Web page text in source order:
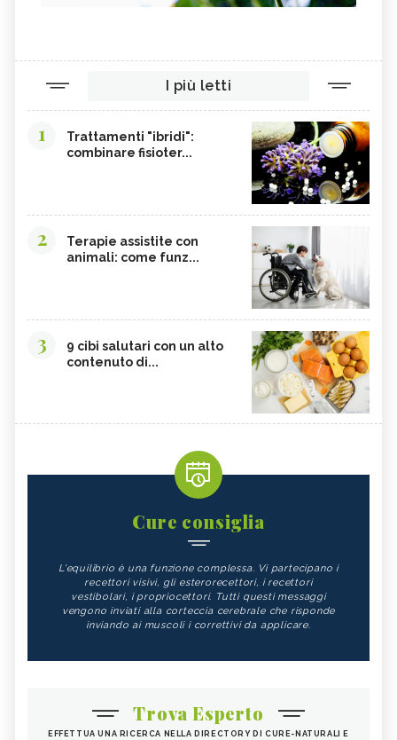
I più letti
1
Trattamenti "ibridi":
combinare fisioter...
2
Terapie assistite con
animali: come funz...
3
9 cibi salutari con un alto
contenuto di...
Cure consiglia
L'equilibrio è una funzione complessa. Vi partecipano i
recettori visivi, gli esterorecettori, i recettori
vestibolari, i propriocettori. Tutti questi messaggi
vengono inviati alla corteccia cerebrale che risponde
inviando ai muscoli i correttivi da applicare.
Trova Esperto
EFFETTUA UNA RICERCA NELLA DIRECTORY DI CURE-NATURALI E